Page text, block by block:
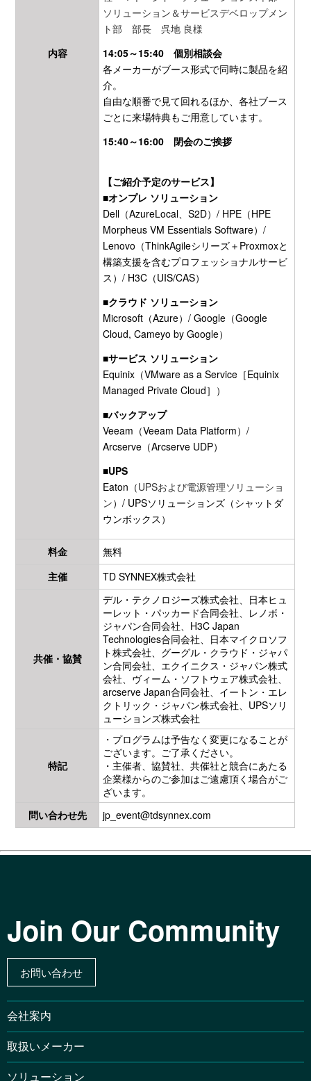
内容
ソリューション＆サービスデベロップメン
ト部部長呉地 良様
14:05～15:40 個別相談会
各メーカーがブース形式で同時に製品を紹
介。
自由な順番で見て回れるほか、各社ブース
ごとに来場特典もご用意しています。
15:40～16:00 閉会のご挨拶
【ご紹介予定のサービス】
■オンプレ ソリューション
Dell（AzureLocal、S2D）/ HPE（HPE
Morpheus VM Essentials Software）/
Lenovo（ThinkAgileシリーズ＋Proxmoxと
構築支援を含むプロフェッショナルサービ
ス）/ H3C（UIS/CAS）
■クラウド ソリューション
Microsoft（Azure）/Google （Google
Cloud, Cameyo by Google）
■サービス ソリューション
Equinix（VMware as a Service［Equinix
Managed Private Cloud］）
■バックアップ
Veeam（Veeam Data Platform）/
Arcserve（Arcserve UDP）
■UPS
Eaton （UPSおよび電源管理ソリューショ
ン）/ UPSソリューションズ（シャットダ
ウンボックス）
料金
無料
主催
TD SYNNEX株式会社
共催・協賛
デル・テクノロジーズ株式会社、日本ヒュ
ーレット・パッカード合同会社、 レノボ・
ジャパン合同会社、H3C Japan
Technologies合同会社、日本マイクロソフ
ト株式会社、グーグル・クラウド・ジャパ
ン合同会社、エクイニクス・ジャパン株式
会社、ヴィーム・ソフトウェア株式会社、
arcserve Japan合同会社、イートン・エレ
クトリック・ジャパン株式会社、UPSソリ
ューションズ株式会社
特記
・プログラムは予告なく変更になることが
ございます。ご了承ください。
・主催者、協賛社、共催社と競合にあたる
企業様からのご参加はご遠慮頂く場合がご
ざいます。
問い合わせ先
jp_event@tdsynnex.com
Join Our Community
お問い合わせ
会社案内
取扱いメーカー
ソリューション